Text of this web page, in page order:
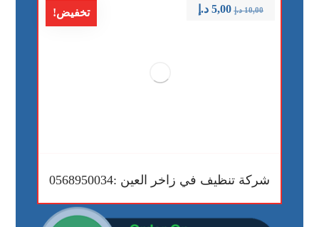
تخفيض!
شركة تنظيف في زاخر العين :0568950034
10,00 د.إ 5,00 د.إ